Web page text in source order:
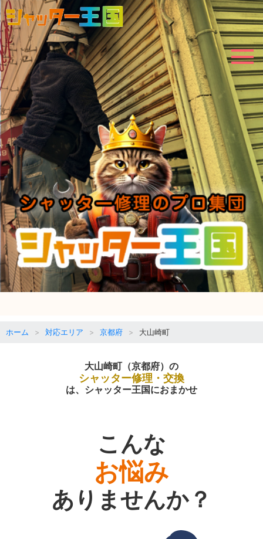
ホーム 対応エリア 京都府 大山崎町
大山崎町（京都府）の
シャッター修理・交換
は、シャッター王国におまかせ
こんな
お悩み
ありませんか？